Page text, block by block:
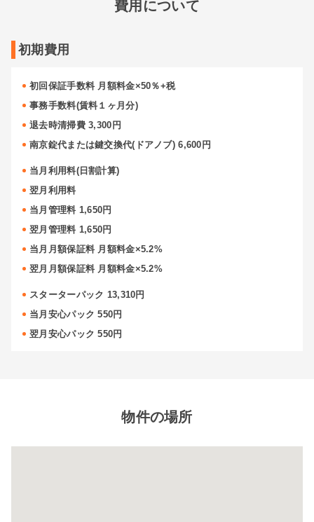
8帖タイプ
費用について
初期費用
初回保証手数料 月額料金×50％+税
事務手数料(賃料１ヶ月分)
退去時清掃費 3,300円
南京錠代または鍵交換代(ドアノブ) 6,600円
当月利用料(日割計算)
翌月利用料
当月管理料 1,650円
翌月管理料 1,650円
当月月額保証料 月額料金×5.2%
翌月月額保証料 月額料金×5.2%
スターターパック 13,310円
当月安心パック 550円
翌月安心パック 550円
物件の場所